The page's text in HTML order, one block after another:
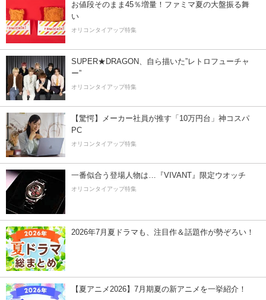
お値段そのまま45％増量！ファミマ夏の大盤振る舞
い
オリコンタイアップ特集
SUPER★DRAGON、自ら描いた”レトロフューチャ
ー”
オリコンタイアップ特集
【驚愕】メーカー社員が推す「10万円台」神コスパ
PC
オリコンタイアップ特集
一番似合う登場人物は…『VIVANT』限定ウオッチ
オリコンタイアップ特集
2026年7月夏ドラマも、注目作＆話題作が勢ぞろい！
【夏アニメ2026】7月期夏の新アニメを一挙紹介！